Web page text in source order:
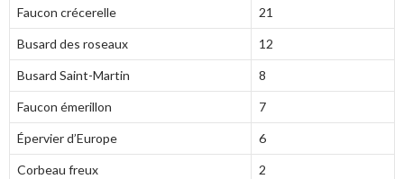
Faucon crécerelle 21
Busard des roseaux 12
Busard Saint-Martin 8
Faucon émerillon 7
Épervier d’Europe 6
Corbeau freux 2